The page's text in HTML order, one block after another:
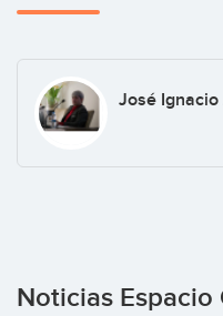
José
Noticias Espacio